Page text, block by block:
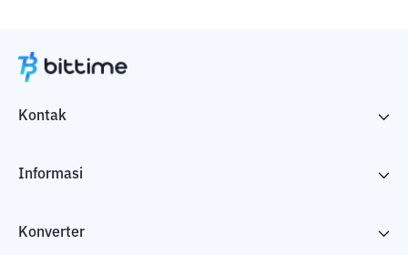
Kontak
Informasi
Konverter